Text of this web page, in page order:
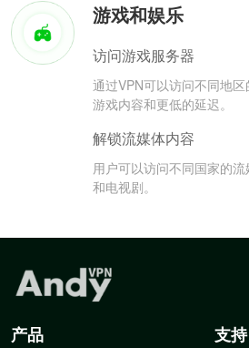
游戏和娱乐
访问游戏服务器
通过VPN可以访问不同地
游戏内容和更低的延迟。
解锁流媒体内容
用户可以访问不同国家的
和电视剧。
产品 支持